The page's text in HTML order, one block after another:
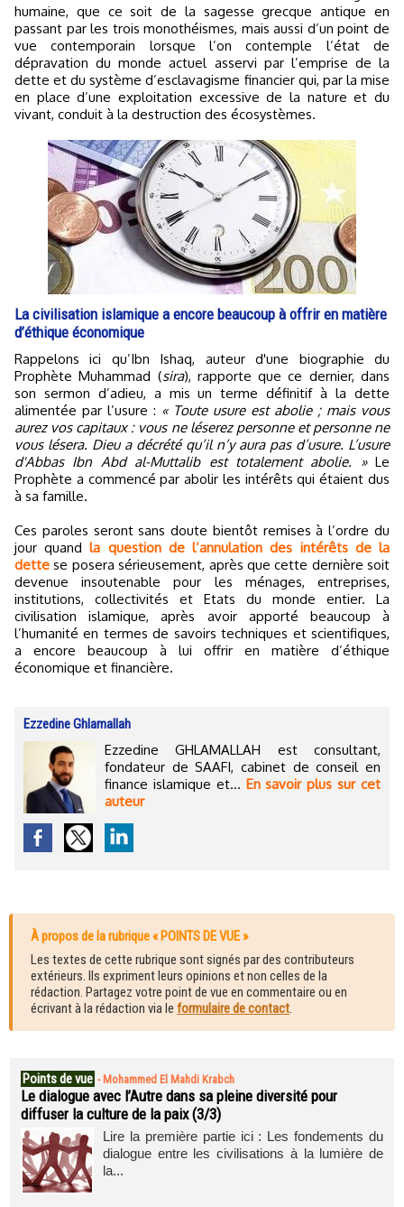
humaine, que ce soit de la sagesse grecque antique en
passant par les trois monothéismes, mais aussi d’un point de
vue contemporain lorsque l’on contemple l’état de
dépravation du monde actuel asservi par l’emprise de la
dette et du système d’esclavagisme financier qui, par la mise
en place d’une exploitation excessive de la nature et du
vivant, conduit à la destruction des écosystèmes.
La civilisation islamique a encore beaucoup à offrir en matière
d’éthique économique
Rappelons ici qu’Ibn Ishaq, auteur d'une biographie du
Prophète Muhammad (sira), rapporte que ce dernier, dans
son sermon d’adieu, a mis un terme définitif à la dette
alimentée par l’usure : « Toute usure est abolie ; mais vous
aurez vos capitaux : vous ne léserez personne et personne ne
vous lésera. Dieu a décrété qu’il n’y aura pas d’usure. L’usure
d'Abbas Ibn Abd al-Muttalib est totalement abolie. »Le
Prophète a commencé par abolir les intérêts qui étaient dus
à sa famille.
Ces paroles seront sans doute bientôt remises à l’ordre du
jour quandla question de l’annulation des intérêts de la
dette se posera sérieusement, après que cette dernière soit
devenue insoutenable pour les ménages, entreprises,
institutions, collectivités et Etats du monde entier. La
civilisation islamique, après avoir apporté beaucoup à
l’humanité en termes de savoirs techniques et scientifiques,
a encore beaucoup à lui offrir en matière d’éthique
économique et financière.
Ezzedine Ghlamallah
Ezzedine GHLAMALLAH est consultant,
fondateur de SAAFI, cabinet de conseil en
finance islamique et... En savoir plus sur cet
auteur
À propos de la rubrique « POINTS DE VUE »
Les textes de cette rubrique sont signés par des contributeurs
extérieurs. Ils expriment leurs opinions et non celles de la
rédaction. Partagez votre point de vue en commentaire ou en
écrivant à la rédaction via le formulaire de contact.
Points de vue - Mohammed El Mahdi Krabch
Le dialogue avec l’Autre dans sa pleine diversité pour
diffuser la culture de la paix (3/3)
Lire la première partie ici : Les fondements du
dialogue entre les civilisations à la lumière de
la...